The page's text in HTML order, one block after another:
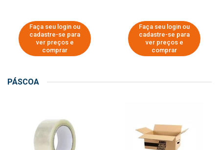
Faça seu login ou
cadastre-se para
ver preços e
comprar
Faça seu login ou
cadastre-se para
ver preços e
comprar
PÁSCOA